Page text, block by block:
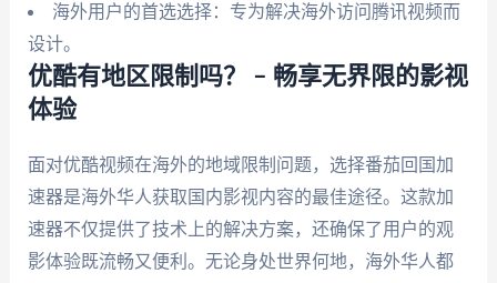
海外用户的首选选择：专为解决海外访问腾讯视频而
设计。
优酷有地区限制吗？ – 畅享无界限的影视
体验
面对优酷视频在海外的地域限制问题，选择番茄回国加
速器是海外华人获取国内影视内容的最佳途径。这款加
速器不仅提供了技术上的解决方案，还确保了用户的观
影体验既流畅又便利。无论身处世界何地，海外华人都